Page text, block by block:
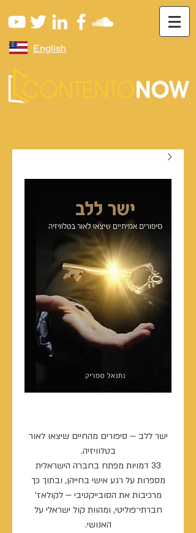
English
ישר ללב — סיפורים מהחיים שיצאו לאור
בטלוויזיה.
33 דמויות מפתח בחברה הישראלית
מספרות על רגע אישי בחייהן, ובתוך כך
מרכיבות את הסובייקטיבי — לקולאז’
חברתי־פוליטי, ומהוות קול ישראלי על
האנושי.